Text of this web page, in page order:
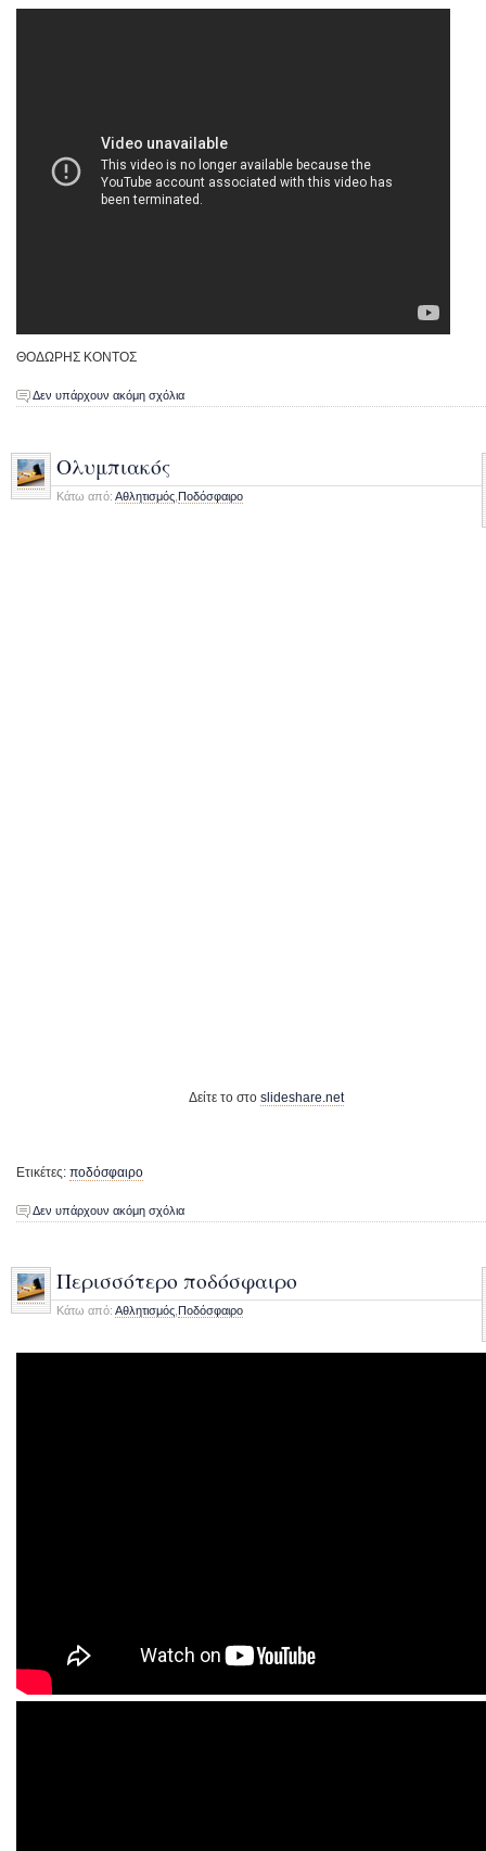
ΘΟΔΩΡΗΣ ΚΟΝΤΟΣ
Δεν υπάρχουν ακόμη σχόλια
Ολυμπιακός
Κάτω από: Αθλητισμός Ποδόσφαιρο
Δείτε το στο slideshare.net
Ετικέτες: ποδόσφαιρο
Δεν υπάρχουν ακόμη σχόλια
Περισσότερο ποδόσφαιρο
Κάτω από: Αθλητισμός Ποδόσφαιρο